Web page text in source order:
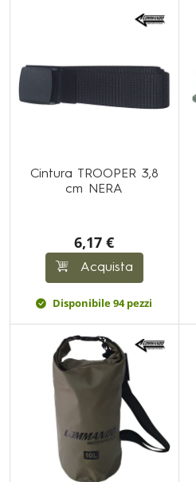
Cintura TROOPER 3,8
cm NERA
6,17 €
Acquista
Disponibile 94 pezzi